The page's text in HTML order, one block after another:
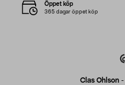
Clas Ohlson -
Öppet köp
365 dagar öppet köp